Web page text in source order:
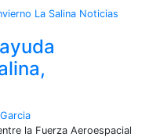
La Salina Noticias
la Fuerza Aeroespacial